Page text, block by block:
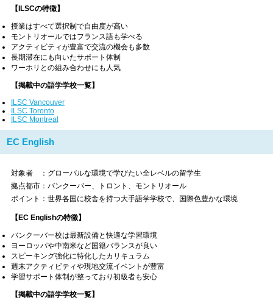
【ILSCの特徴】
授業はすべて選択制で自由度が高い
モントリオールではフランス語も学べる
アクティビティが豊富で交流の機会も多数
長期滞在にも向いたサポート体制
ワーホリとの組み合わせにも人気
【掲載中の語学学校一覧】
ILSC Vancouver
ILSC Toronto
ILSC Montreal
EC English
対象者 ：グローバルな環境で学びたい全レベルの留学生
拠点都市：バンクーバー、トロント、モントリオール
ポイント：世界各国に校舎を持つ大手語学学校で、国際色豊かな環境
【EC Englishの特徴】
バンクーバー校は最新設備と快適な学習環境
ヨーロッパや中南米など国籍バランスが良い
スピーキング強化に特化したカリキュラム
週末アクティビティや現地交流イベントが豊富
学習サポート体制が整っており初級者も安心
【掲載中の語学学校一覧】